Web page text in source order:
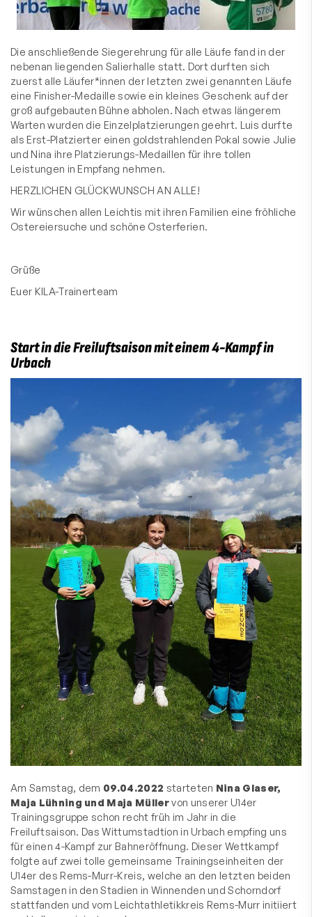
Die anschließende Siegerehrung für alle Läufe fand in der
nebenan liegenden Salierhalle statt. Dort durften sich
zuerst alle Läufer*innen der letzten zwei genannten Läufe
eine Finisher-Medaille sowie ein kleines Geschenk auf der
groß aufgebauten Bühne abholen. Nach etwas längerem
Warten wurden die Einzelplatzierungen geehrt. Luis durfte
als Erst-Platzierter einen goldstrahlenden Pokal sowie Julie
und Nina ihre Platzierungs-Medaillen für ihre tollen
Leistungen in Empfang nehmen.
HERZLICHEN GLÜCKWUNSCH AN ALLE!
Wir wünschen allen Leichtis mit ihren Familien eine fröhliche
Ostereiersuche und schöne Osterferien.
Grüße
Euer KILA-Trainerteam
Start in die Freiluftsaison mit einem 4-Kampf in
Urbach
Am Samstag, dem 09.04.2022 starteten Nina Glaser,
Maja Lühning und Maja Müllervon unserer U14er
Trainingsgruppe schon recht früh im Jahr in die
Freiluftsaison. Das Wittumstadtion in Urbach empfing uns
für einen 4-Kampf zur Bahneröffnung. Dieser Wettkampf
folgte auf zwei tolle gemeinsame Trainingseinheiten der
U14er des Rems-Murr-Kreis, welche an den letzten beiden
Samstagen in den Stadien in Winnenden und Schorndorf
stattfanden und vom Leichtathletikkreis Rems-Murr initiiert